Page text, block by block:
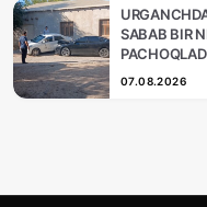
SABAB BIR
07.08.2026